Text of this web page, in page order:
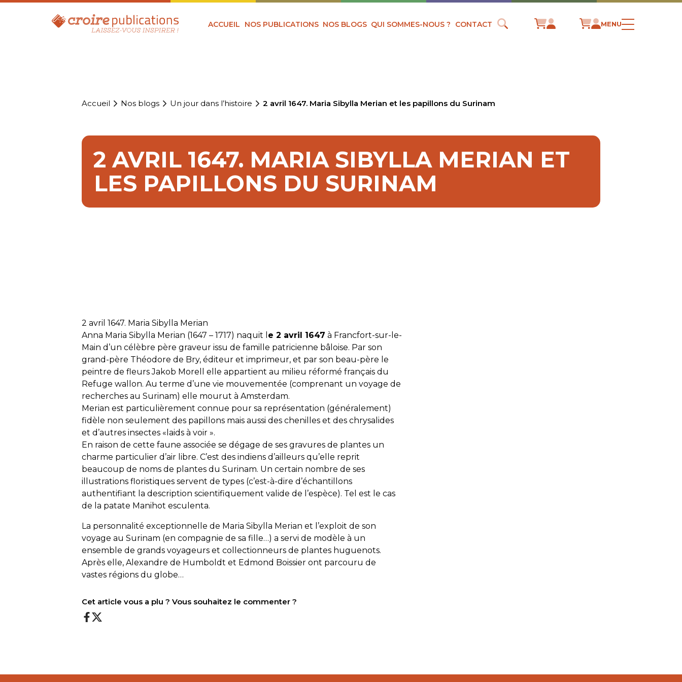
ACCUEIL NOS PUBLICATIONS NOS BLOGS QUI SOMMES-NOUS ? CONTACT MENU
Accueil Nos blogs Un jour dans l’histoire 2 avril 1647. Maria Sibylla Merian et les papillons du Surinam
2 AVRIL 1647. MARIA SIBYLLA MERIAN ET
LES PAPILLONS DU SURINAM
2 avril 1647. Maria Sibylla Merian
Anna Maria Sibylla Merian (1647 – 1717) naquit l e 2 avril 1647 à Francfort-sur-le-
Main d’un célèbre père graveur issu de famille patricienne bâloise. Par son
grand-père Théodore de Bry, éditeur et imprimeur, et par son beau-père le
peintre de fleurs Jakob Morell elle appartient au milieu réformé français du
Refuge wallon. Au terme d’une vie mouvementée (comprenant un voyage de
recherches au Surinam) elle mourut à Amsterdam.
Merian est particulièrement connue pour sa représentation (généralement)
fidèle non seulement des papillons mais aussi des chenilles et des chrysalides
et d’autres insectes «laids à voir ».
En raison de cette faune associée se dégage de ses gravures de plantes un
charme particulier d’air libre. C’est des indiens d’ailleurs qu’elle reprit
beaucoup de noms de plantes du Surinam. Un certain nombre de ses
illustrations floristiques servent de types (c’est-à-dire d’échantillons
authentifiant la description scientifiquement valide de l’espèce). Tel est le cas
de la patate Manihot esculenta.
La personnalité exceptionnelle de Maria Sibylla Merian et l’exploit de son
voyage au Surinam (en compagnie de sa fille…) a servi de modèle à un
ensemble de grands voyageurs et collectionneurs de plantes huguenots.
Après elle, Alexandre de Humboldt et Edmond Boissier ont parcouru de
vastes régions du globe…
Cet article vous a plu ? Vous souhaitez le commenter ?